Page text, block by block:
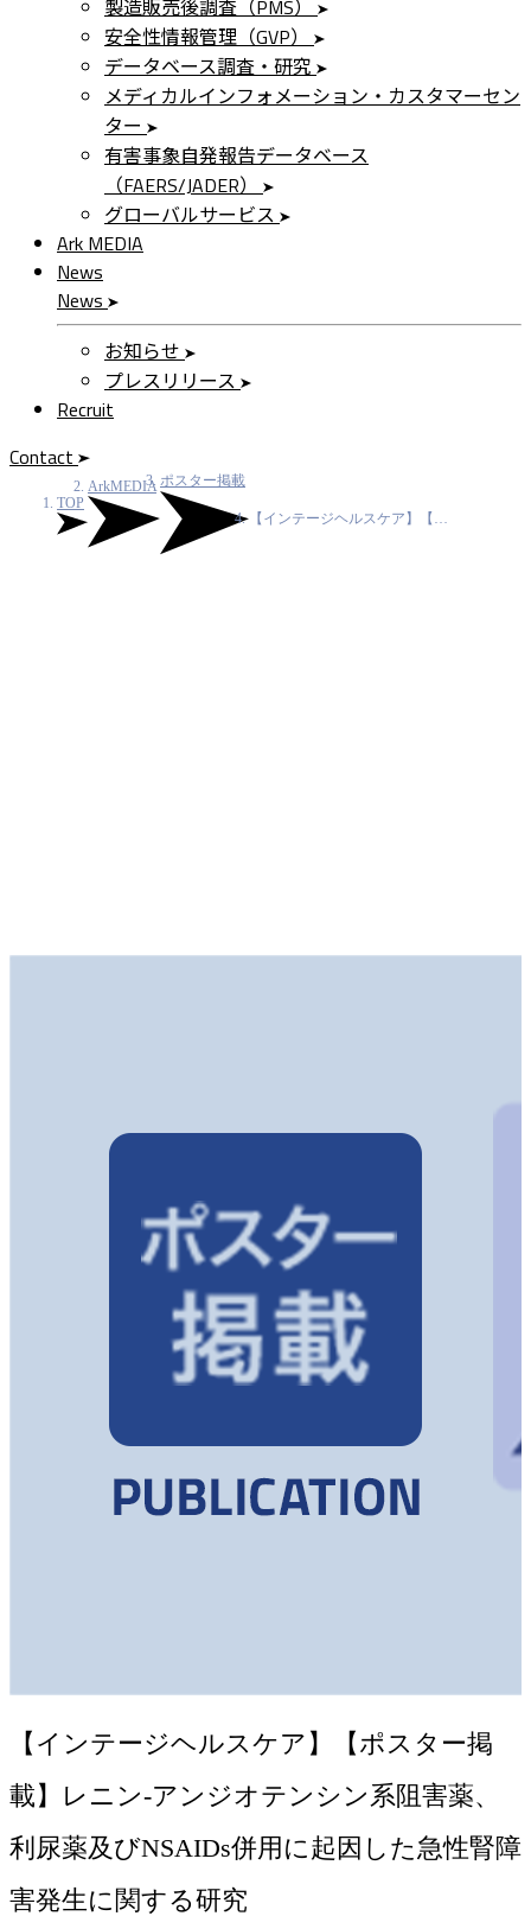
製造販売後調査（PMS）
安全性情報管理（GVP）
データベース調査・研究
メディカルインフォメーション・カスタマーセン
ター
有害事象自発報告データベース
（FAERS/JADER）
グローバルサービス
Ark MEDIA
News
News
お知らせ
プレスリリース
Recruit
Contact
TOP
ArkMEDIA ポスター掲載
【インテージヘルスケア】【…
【インテージヘルスケア】【ポスター掲
載】レニン-アンジオテンシン系阻害薬、
利尿薬及びNSAIDs併用に起因した急性腎障
害発生に関する研究